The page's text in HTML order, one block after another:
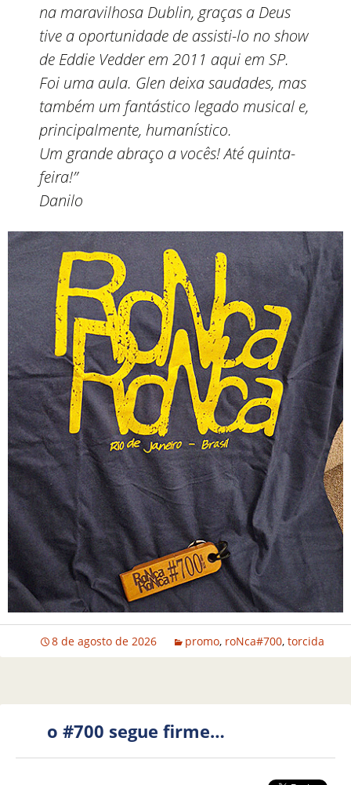
na maravilhosa Dublin, graças a Deus
tive a oportunidade de assisti-lo no show
de Eddie Vedder em 2011 aqui em SP.
Foi uma aula. Glen deixa saudades, mas
também um fantástico legado musical e,
principalmente, humanístico.
Um grande abraço a vocês! Até quinta-
feira!”
Danilo
8 de agosto de 2026 promo, roNca#700, torcida
o #700 segue firme…